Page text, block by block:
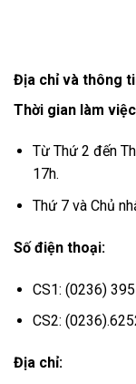
Địa chỉ và thông
Thời gian làm
Từ Thứ 2 đến
17h.
Thứ 7 và Chủ
Số điện thoại:
CS1: (0236)
CS2:
Địa chỉ: